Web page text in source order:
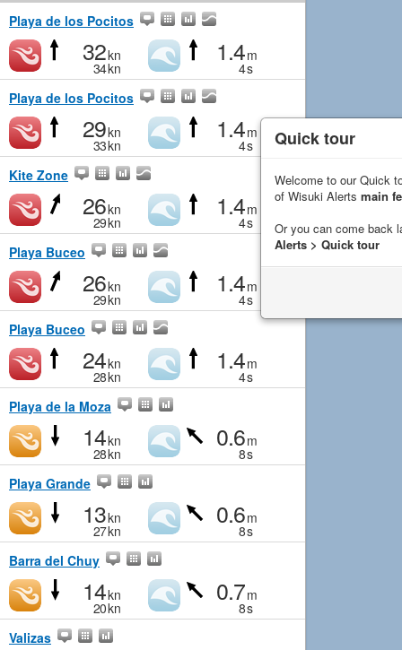
Playa de los Pocitos
32kn
34kn
1.4m
4s
Playa de los Pocitos
29kn
33kn
1.4m
4s
Kite Zone
26kn
29kn
1.4m
4s
Playa Buceo
26kn
29kn
1.4m
4s
Playa Buceo
24kn
28kn
1.4m
4s
Playa de la Moza
14kn
28kn
0.6m
8s
Playa Grande
13kn
27kn
0.6m
8s
Barra del Chuy
14kn
20kn
0.7m
8s
Valizas
Quick tour
Welcome to our Quick
of Wisuki Alerts main
Or you can come back
Alerts > Quick tour